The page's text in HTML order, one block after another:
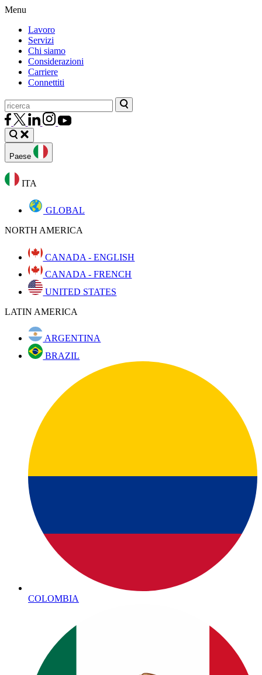
Menu
Lavoro
Servizi
Chi siamo
Considerazioni
Carriere
Connettiti
Paese
ITA
GLOBAL
NORTH AMERICA
CANADA - ENGLISH
CANADA - FRENCH
UNITED STATES
LATIN AMERICA
ARGENTINA
BRAZIL
COLOMBIA